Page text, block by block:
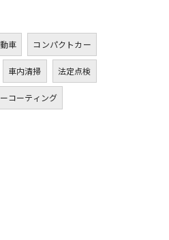
車 コンパクトカー
車内清掃 法定点検
コーティング